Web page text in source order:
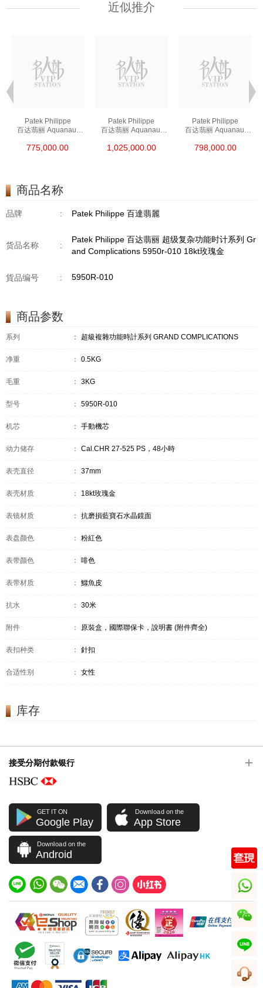
近似推介
Patek Philippe
百达翡丽 Aquanaut
775,000.00
Patek Philippe
百达翡丽 Aquanaut
1,025,000.00
Patek Philippe
百达翡丽 Aquanaut
798,000.00
商品名称
品牌 : Patek Philippe 百達翡麗
货品名称 :
Patek Philippe 百达翡丽 超级复杂功能时计系列 Gr
and Complications 5950r-010 18kt玫瑰金
貨品编号 : 5950R-010
商品参数
系列 ： 超級複雜功能時計系列 GRAND COMPLICATIONS
净重 ： 0.5KG
毛重 ： 3KG
型号 ： 5950R-010
机芯 ： 手動機芯
动力储存 ： Cal.CHR 27-525 PS，48小時
表壳直径 ： 37mm
表壳材质 ： 18kt玫瑰金
表镜材质 ： 抗磨損藍寶石水晶鏡面
表盘颜色 ： 粉紅色
表带颜色 ： 啡色
表带材质 ： 鱷魚皮
抗水 ： 30米
附件 ： 原裝盒，國際聯保卡，說明書 (附件齊全)
表扣种类 ： 針扣
合适性别 ： 女性
库存
接受分期付款银行
GET IT ON
Google Play
Download on the
App Store
Download on the
Android
whatsapp